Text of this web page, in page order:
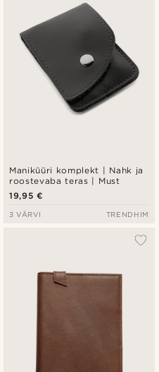
Maniküüri komplekt | Nahk ja
roostevaba teras | Must
19,95 €
3 VÄRVI TRENDHIM